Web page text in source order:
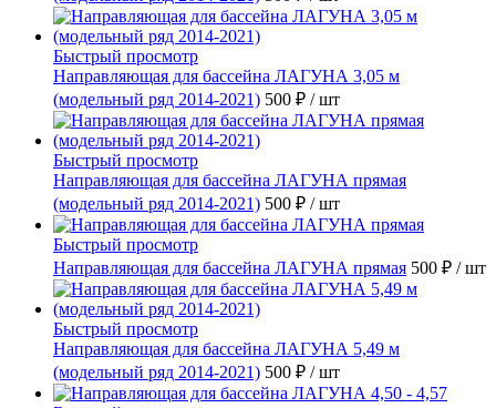
Быстрый просмотр
Направляющая для бассейна ЛАГУНА 3,05 м
(модельный ряд 2014-2021) 500 ₽ / шт
Быстрый просмотр
Направляющая для бассейна ЛАГУНА прямая
(модельный ряд 2014-2021) 500 ₽ / шт
Быстрый просмотр
Направляющая для бассейна ЛАГУНА прямая 500 ₽ / шт
Быстрый просмотр
Направляющая для бассейна ЛАГУНА 5,49 м
(модельный ряд 2014-2021) 500 ₽ / шт